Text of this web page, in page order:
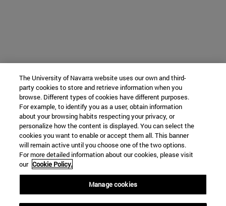
The University of Navarra website uses our own and third-
party cookies to store and retrieve information when you
browse. Different types of cookies have different purposes.
For example, to identify you as a user, obtain information
about your browsing habits respecting your privacy, or
personalize how the content is displayed. You can select the
cookies you want to enable or accept them all. This banner
will remain active until you choose one of the two options.
For more detailed information about our cookies, please visit
our Cookie Policy.
Manage cookies